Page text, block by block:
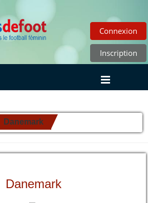
Connexion
Inscription
Danemark
Danemark